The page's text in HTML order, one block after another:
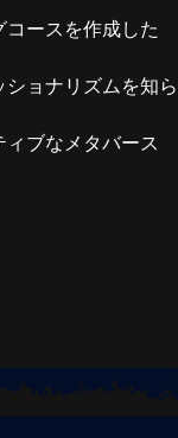
ースを作成した
ョナリズムを知ら
ブなメタバース